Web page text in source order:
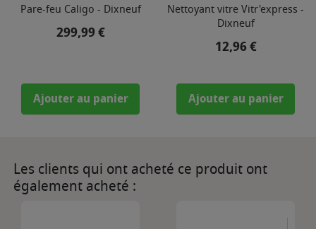
Pare-feu Caligo - Dixneuf
Prix
299,99 €
Ajouter au panier
Nettoyant vitre Vitr'express -
Dixneuf
Prix
12,96 €
Ajouter au panier
Les clients qui ont acheté ce produit ont
également acheté :